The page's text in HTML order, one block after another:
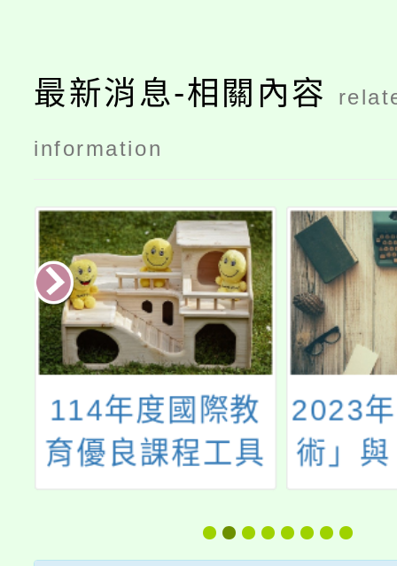
最新消息-相關內容
information
2023年「當代藝
術」與「未來學
「115
職進
陸續